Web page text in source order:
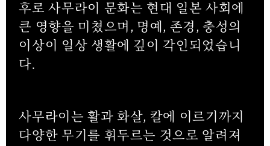
후로 사무라이 문화는 현대 일본 사회에
큰 영향을 미쳤으며, 명예, 존경, 충성의
이상이 일상 생활에 깊이 각인되었습니
다.
사무라이는 활과 화살, 칼에 이르기까지
다양한 무기를 휘두르는 것으로 알려져